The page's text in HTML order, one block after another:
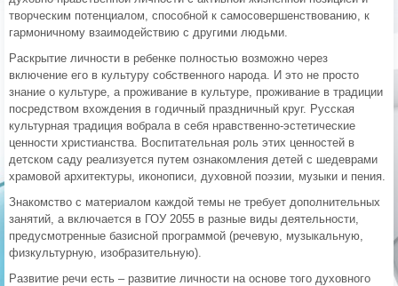
творческим потенциалом, способной к самосовершенствованию, к
гармоничному взаимодействию с другими людьми.
Раскрытие личности в ребенке полностью возможно через
включение его в культуру собственного народа. И это не просто
знание о культуре, а проживание в культуре, проживание в традиции
посредством вхождения в годичный праздничный круг. Русская
культурная традиция вобрала в себя нравственно-эстетические
ценности христианства. Воспитательная роль этих ценностей в
детском саду реализуется путем ознакомления детей с шедеврами
храмовой архитектуры, иконописи, духовной поэзии, музыки и пения.
Знакомство с материалом каждой темы не требует дополнительных
занятий, а включается в ГОУ 2055 в разные виды деятельности,
предусмотренные базисной программой (речевую, музыкальную,
физкультурную, изобразительную).
Развитие речи есть – развитие личности на основе того духовного